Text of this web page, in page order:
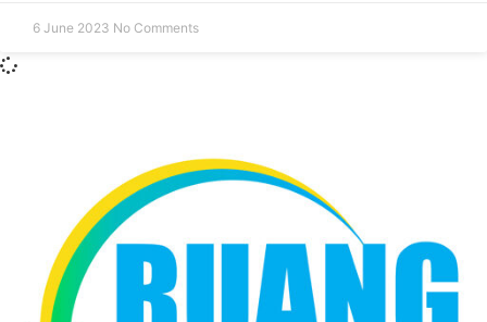
6 June 2023 No Comments